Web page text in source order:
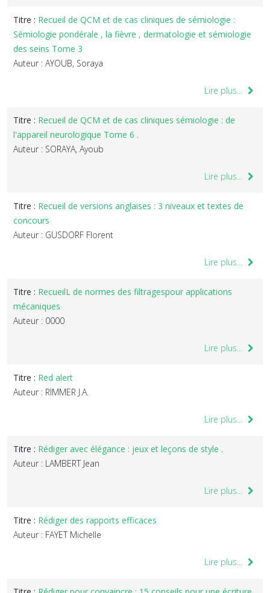
Titre : Recueil de QCM et de cas cliniques de sémiologie :
Sémiologie pondérale , la fièvre , dermatologie et sémiologie
des seins Tome 3
Auteur : AYOUB, Soraya
Lire plus...
Titre : Recueil de QCM et de cas cliniques sémiologie : de
l'appareil neurologique Tome 6 .
Auteur : SORAYA, Ayoub
Lire plus...
Titre : Recueil de versions anglaises : 3 niveaux et textes de
concours
Auteur : GUSDORF Florent
Lire plus...
Titre : RecueilL de normes des filtragespour applications
mécaniques
Auteur : 0000
Lire plus...
Titre : Red alert
Auteur : RIMMER J.A.
Lire plus...
Titre : Rédiger avec élégance : jeux et leçons de style .
Auteur : LAMBERT Jean
Lire plus...
Titre : Rédiger des rapports efficaces
Auteur : FAYET Michelle
Lire plus...